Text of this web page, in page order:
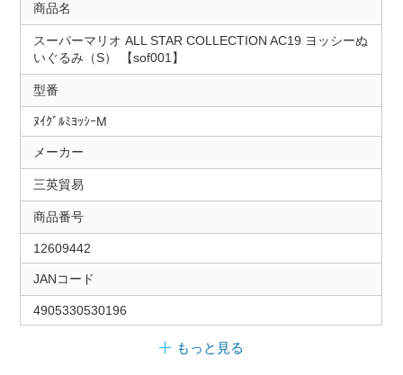
商品名
スーパーマリオ ALL STAR COLLECTION AC19 ヨッシーぬ
いぐるみ（S） 【sof001】
型番
ﾇｲｸﾞﾙﾐﾖｯｼｰM
メーカー
三英貿易
商品番号
12609442
JANコード
4905330530196
もっと見る